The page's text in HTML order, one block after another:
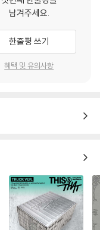
남겨주세요.
한줄평 쓰기
혜택 및 유의사항